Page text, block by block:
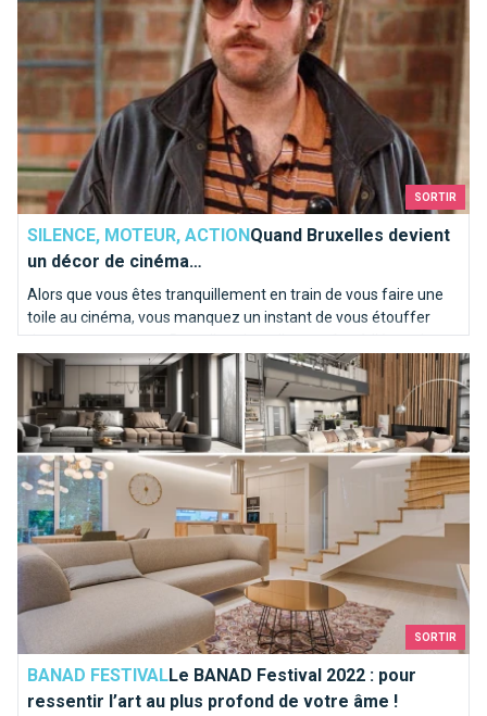
SORTIR
SILENCE, MOTEUR, ACTIONQuand Bruxelles devient
un décor de cinéma…
Alors que vous êtes tranquillement en train de vous faire une
toile au cinéma, vous manquez un instant de vous étouffer
dans votre pop corn. Bruxelles vient d’apparaître à l’écran !
SORTIR
BANAD FESTIVALLe BANAD Festival 2022 : pour
ressentir l’art au plus profond de votre âme !
Le BANAD Festival 2022 : pour ressentir l’art au plus profond